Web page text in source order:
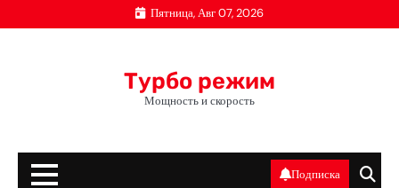
к
Пятница, Авг 07, 2026
Турбо режим
Мощность и скорость
Подписка